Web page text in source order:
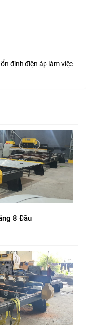
định điện áp làm việc
8 Đầu